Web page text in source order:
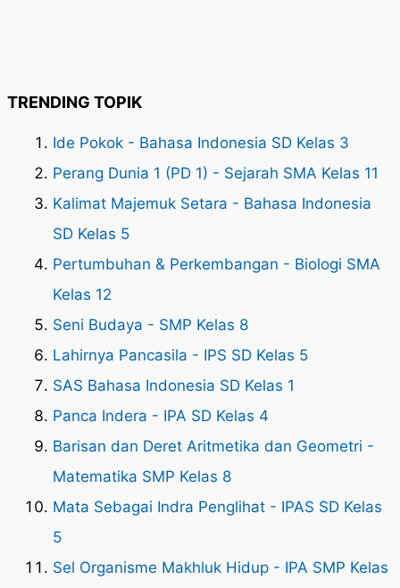
TRENDING TOPIK
Ide Pokok - Bahasa Indonesia SD Kelas 3
Perang Dunia 1 (PD 1) - Sejarah SMA Kelas 11
Kalimat Majemuk Setara - Bahasa Indonesia
SD Kelas 5
Pertumbuhan & Perkembangan - Biologi SMA
Kelas 12
Seni Budaya - SMP Kelas 8
Lahirnya Pancasila - IPS SD Kelas 5
SAS Bahasa Indonesia SD Kelas 1
Panca Indera - IPA SD Kelas 4
Barisan dan Deret Aritmetika dan Geometri -
Matematika SMP Kelas 8
Mata Sebagai Indra Penglihat - IPAS SD Kelas
5
Sel Organisme Makhluk Hidup - IPA SMP Kelas